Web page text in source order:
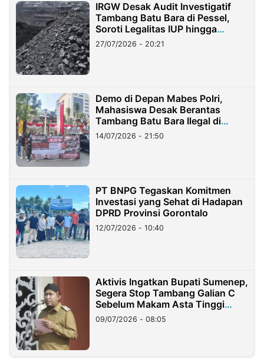
IRGW Desak Audit Investigatif
Tambang Batu Bara di Pessel,
Soroti Legalitas IUP hingga
Stockpile
27/07/2026 - 20:21
Demo di Depan Mabes Polri,
Mahasiswa Desak Berantas
Tambang Batu Bara Ilegal di
Lampung
14/07/2026 - 21:50
PT BNPG Tegaskan Komitmen
Investasi yang Sehat di Hadapan
DPRD Provinsi Gorontalo
12/07/2026 - 10:40
Aktivis Ingatkan Bupati Sumenep,
Segera Stop Tambang Galian C
Sebelum Makam Asta Tinggi
Longsor
09/07/2026 - 08:05